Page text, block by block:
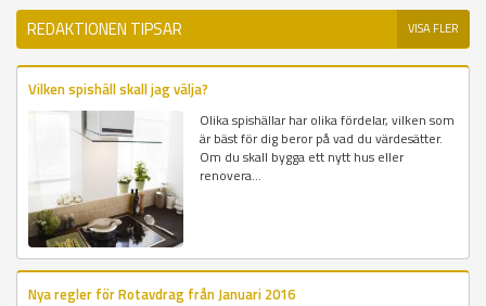
REDAKTIONEN TIPSAR VISA FLER
Vilken spishäll skall jag välja?
Olika spishällar har olika fördelar, vilken som
är bäst för dig beror på vad du värdesätter.
Om du skall bygga ett nytt hus eller
renovera...
Nya regler för Rotavdrag från Januari 2016